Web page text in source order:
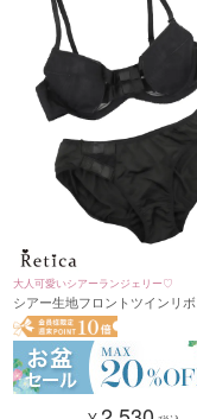
大人可愛いシアーランジェリー♡
シアー生地フロントツインリボ
ャー&ショーツセット(ブラック
～80)